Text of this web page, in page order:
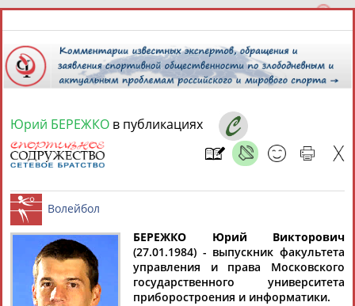
8 августа 2026 года,
СПОРТСМЕНЫ, ТРЕНЕРЫ И СПЕЦИАЛИСТЫ
Найдено: 1персона Расширенный поиск
Юрий БЕРЕЖКО в публикациях
Волейбол
БЕРЕЖКО Юрий Викторович
(27.01.1984) - выпускник факультета
управления и права Московского
государственного университета
приборостроения и информатики.